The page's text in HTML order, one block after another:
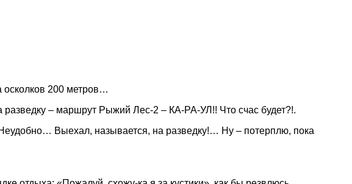
осколков 200 метров…
– маршрут Рыжий Лес-2 – КА-РА-УЛ!! Что счас будет?!.
Выехал, называется, на разведку!… Ну – потерплю, пока